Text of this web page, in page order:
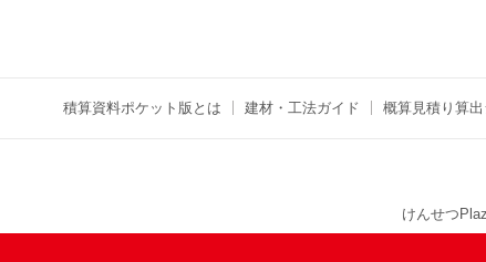
積算資料ポケット版とは 建材・工法ガイド 概算見積り算
けんせつ